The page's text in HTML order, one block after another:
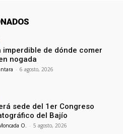
imperdible de dónde comer
nogada
- 6 agosto, 2026
sede del 1er Congreso
del Bajío
O. - 5 agosto, 2026